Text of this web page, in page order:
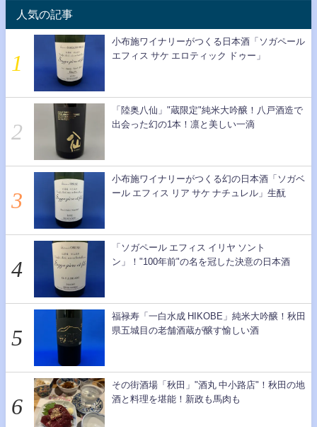
人気の記事
小布施ワイナリーがつくる日本酒「ソガペール
エフィス サケ エロティック ドゥー」
「陸奥八仙」"蔵限定"純米大吟醸！八戸酒造で
出会った幻の1本！凛と美しい一滴
小布施ワイナリーがつくる幻の日本酒「ソガベ
ール エフィス リア サケ ナチュレル」生酛
「ソガペール エフィス イリヤ ソント
ン」！"100年前"の名を冠した決意の日本酒
福禄寿「一白水成 HIKOBE」純米大吟醸！秋田
県五城目の老舗酒蔵が醸す愉しい酒
その街酒場「秋田」"酒丸 中小路店"！秋田の地
酒と料理を堪能！新政も馬肉も